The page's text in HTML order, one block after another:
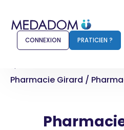
Comment ça marche ?
CONNEXION PRATICIEN ?
Pharmacie Girard /